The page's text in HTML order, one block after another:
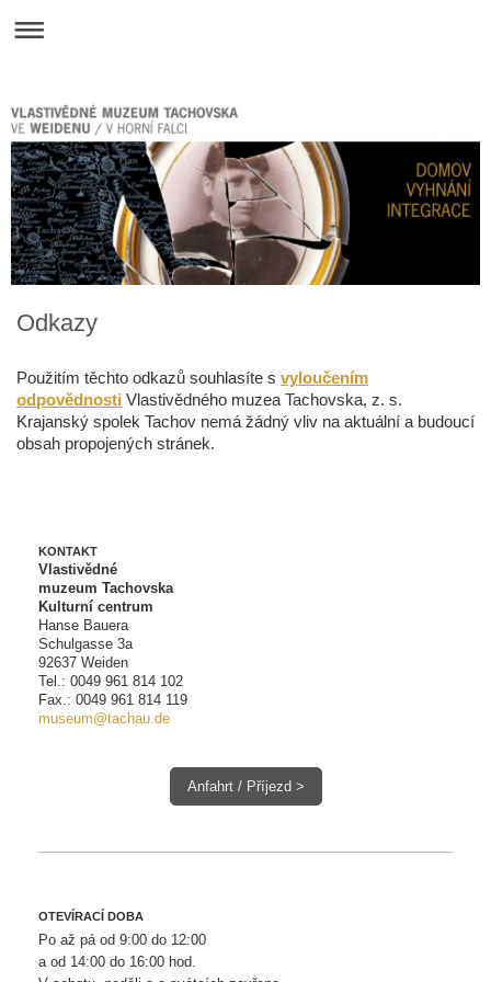
Odkazy
Použitím těchto odkazů souhlasíte s vyloučením
odpovědnosti Vlastivědného muzea Tachovska, z. s.
Krajanský spolek Tachov nemá žádný vliv na aktuální a budoucí
obsah propojených stránek.
KONTAKT
Vlastivědné
muzeum Tachovska
Kulturní centrum
Hanse Bauera
Schulgasse 3a
92637 Weiden
Tel.: 0049 961 814 102
Fax.: 0049 961 814 119
museum@tachau.de
Anfahrt / Příjezd >
OTEVÍRACÍ DOBA
Po až pá od 9:00 do 12:00
a od 14:00 do 16:00 hod.